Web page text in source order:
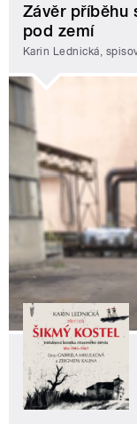
Závěr příběhu
pod zemí
Karin Lednická,